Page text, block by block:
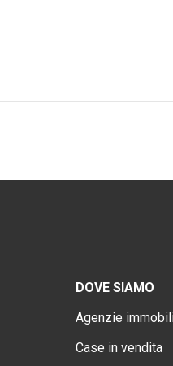
DOVE SIAMO
Agenzie
Case in vendita